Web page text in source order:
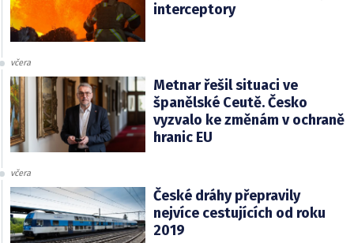
interceptory
včera
Metnar řešil situaci ve
španělské Ceutě. Česko
vyzvalo ke změnám v ochraně
hranic EU
včera
České dráhy přepravily
nejvíce cestujících od roku
2019